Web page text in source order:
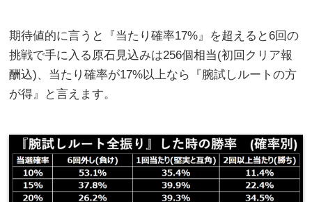
期待値的に言うと『当たり確率17%』を超えると6回の
挑戦で手に入る原石見込みは256個相当(初回クリア報
酬込)、当たり確率が17%以上なら『腕試しルートの方
が得』と言えます。